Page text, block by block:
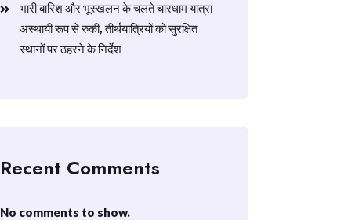
​भारी बारिश और भूस्खलन के चलते चारधाम यात्रा
अस्थायी रूप से रुकी, तीर्थयात्रियों को सुरक्षित
स्थानों पर ठहरने के निर्देश
Recent Comments
No comments to show.